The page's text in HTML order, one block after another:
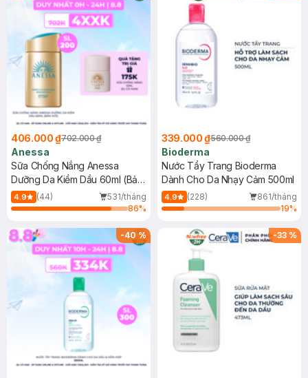
406.000 ₫702.000 ₫
Anessa
Sữa Chống Nắng Anessa
Dưỡng Da Kiềm Dầu 60ml (Bản
Mới)
4.9 (44)
531/tháng
86%
339.000 ₫560.000 ₫
Bioderma
Nước Tẩy Trang Bioderma
Dành Cho Da Nhạy Cảm 500ml
4.9 (228)
861/tháng
19%
-40% -33 %